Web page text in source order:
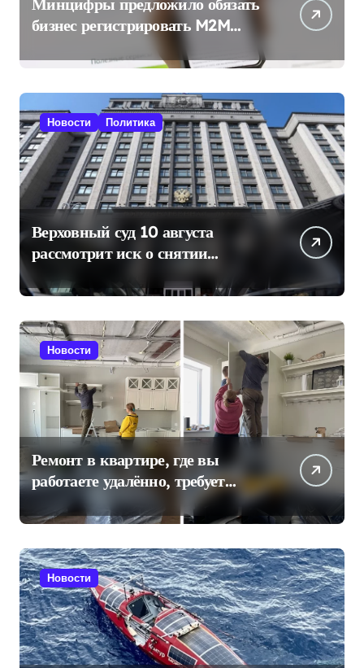
бизнес регистрировать M2M
Новости Политика
Верховный суд 10 августа
рассмотрит иск о снятии
«Яблока» с выборов в Госдуму
Новости
Ремонт в квартире, где вы
работаете удалённо, требует
отдельного плана
Новости